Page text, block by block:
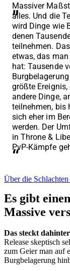
Massiver
alles. Und die
wird Dinge wie
denen
teilnehmen.
etwas, das
hat: Tausende
größte
andere Dinge,
teilnehmen, bis
sich eher im
werden. Der
in Throne &
PvP-Kämpfe
Über die
Es gibt
Massive
Das steckt
Release skeptisch
zum Geier man auf
Burgbelagerung